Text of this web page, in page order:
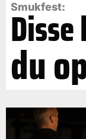
Smukfest:
du